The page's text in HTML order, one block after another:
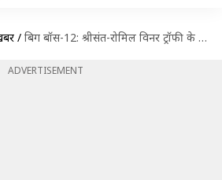
/ बिग बॉस-12: श्रीसंत-रोमिल विनर ट्रॉफी के लिए एक-दूसरे को देंगे चुनौती
ADVERTISEMENT